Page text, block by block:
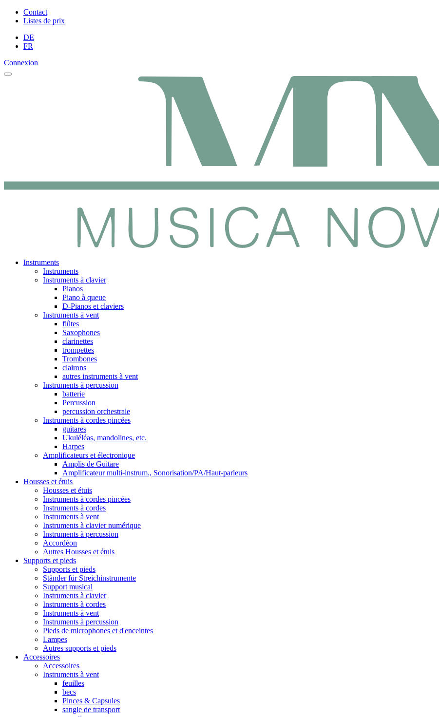
Contact
Listes de prix
DE
FR
Connexion
Instruments
Instruments
Instruments à clavier
Pianos
Piano à queue
D-Pianos et claviers
Instruments à vent
flûtes
Saxophones
clarinettes
trompettes
Trombones
clairons
autres instruments à vent
Instruments à percussion
batterie
Percussion
percussion orchestrale
Instruments à cordes pincées
guitares
Ukuléléas, mandolines, etc.
Harpes
Amplificateurs et électronique
Amplis de Guitare
Amplificateur multi-instrum., Sonorisation/PA/Haut-parleurs
Housses et étuis
Housses et étuis
Instruments à cordes pincées
Instruments à cordes
Instruments à vent
Instruments à clavier numérique
Instruments à percussion
Accordéon
Autres Housses et étuis
Supports et pieds
Supports et pieds
Ständer für Streichinstrumente
Support musical
Instruments à clavier
Instruments à cordes
Instruments à vent
Instruments à percussion
Pieds de microphones et d'enceintes
Lampes
Autres supports et pieds
Accessoires
Accessoires
Instruments à vent
feuilles
becs
Pinces & Capsules
sangle de transport